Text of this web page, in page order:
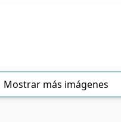
Mostrar más imágenes